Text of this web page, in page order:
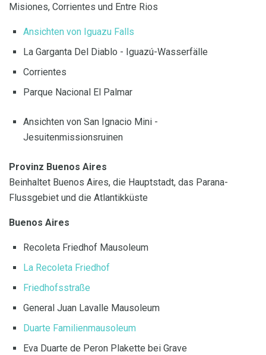
Misiones, Corrientes und Entre Rios
Ansichten von Iguazu Falls
La Garganta Del Diablo - Iguazú-Wasserfälle
Corrientes
Parque Nacional El Palmar
Ansichten von San Ignacio Mini -
Jesuitenmissionsruinen
Provinz Buenos Aires
Beinhaltet Buenos Aires, die Hauptstadt, das Parana-
Flussgebiet und die Atlantikküste
Buenos Aires
Recoleta Friedhof Mausoleum
La Recoleta Friedhof
Friedhofsstraße
General Juan Lavalle Mausoleum
Duarte Familienmausoleum
Eva Duarte de Peron Plakette bei Grave